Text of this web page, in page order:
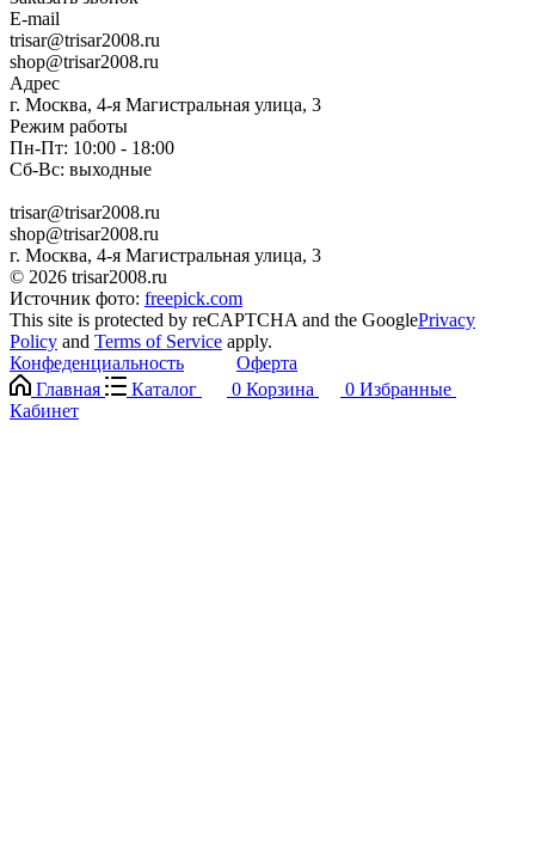
E-mail
trisar@trisar2008.ru
shop@trisar2008.ru
Адрес
г. Москва, 4-я Магистральная улица, 3
Режим работы
Пн-Пт: 10:00 - 18:00
Сб-Вс: выходные
trisar@trisar2008.ru
shop@trisar2008.ru
г. Москва, 4-я Магистральная улица, 3
© 2026 trisar2008.ru
Источник фото: freepick.com
This site is protected by reCAPTCHA and the GooglePrivacy
Policy and Terms of Service apply.
Конфеденциальность
Оферта
Главная
Каталог 0 Корзина 0 Избранные
Кабинет